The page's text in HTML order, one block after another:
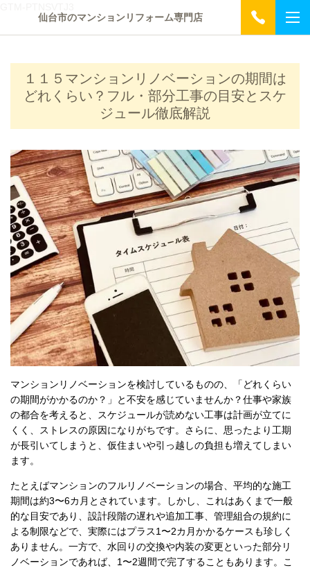
仙台市のマンションリフォーム専門店
１１５マンションリノベーションの期間は
どれくらい？フル・部分工事の目安とスケ
ジュール徹底解説
マンションリノベーションを検討しているものの、「どれくらい
の期間がかかるのか？」と不安を感じていませんか？仕事や家族
の都合を考えると、スケジュールが読めない工事は計画が立てに
くく、ストレスの原因になりがちです。さらに、思ったより工期
が長引いてしまうと、仮住まいや引っ越しの負担も増えてしまい
ます。
たとえばマンションのフルリノベーションの場合、平均的な施工
期間は約3〜6カ月とされています。しかし、これはあくまで一般
的な目安であり、設計段階の遅れや追加工事、管理組合の規約に
よる制限などで、実際にはプラス1〜2カ月かかるケースも珍しく
ありません。一方で、水回りの交換や内装の変更といった部分リ
ノベーションであれば、1〜2週間で完了することもあります。こ